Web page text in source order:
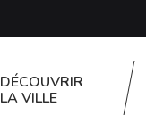
DÉCOUVRIR
LA VILLE